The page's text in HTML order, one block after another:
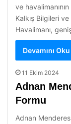
ve
Kalkış Bilgileri
Havalimanı,
Devamını Oku
11 Ekim 2024
Adnan
Formu
Adnan